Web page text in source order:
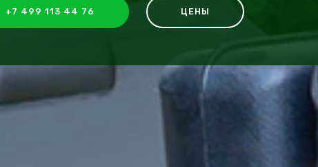
+7 499 113 44 76 ЦЕНЫ